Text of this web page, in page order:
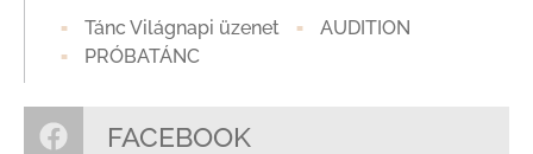
Tánc Világnapi üzenet
AUDITION
PRÓBATÁNC
FACEBOOK